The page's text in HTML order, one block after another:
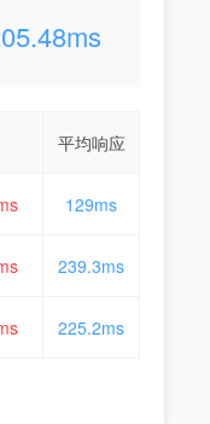
平均响应
129ms
239.3ms
225.2ms